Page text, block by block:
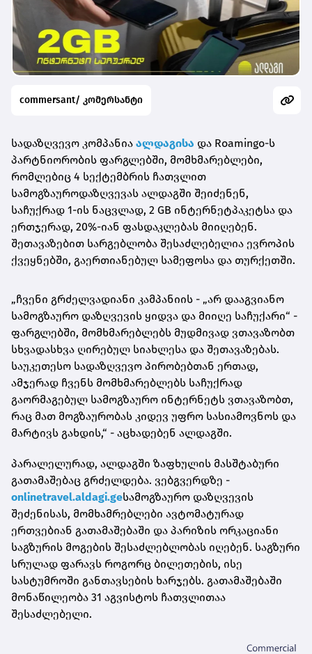
commersant/ კომერსანტი
სადაზღვევო კომპანია ალდაგისა და Roamingo-ს
პარტნიორობის ფარგლებში, მომხმარებლები,
რომლებიც 4 სექტემბრის ჩათვლით
სამოგზაუროდაზღვევას ალდაგში შეიძენენ,
საჩუქრად 1-ის ნაცვლად, 2 GB ინტერნეტპაკეტსა და
ერთჯერად, 20%-იან ფასდაკლებას მიიღებენ.
შეთავაზებით სარგებლობა შესაძლებელია ევროპის
ქვეყნებში, გაერთიანებულ სამეფოსა და თურქეთში.
„ჩვენი გრძელვადიანი კამპანიის - „არ დააგვიანო
სამოგზაურო დაზღვევის ყიდვა და მიიღე საჩუქარი“ -
ფარგლებში, მომხმარებლებს მუდმივად ვთავაზობთ
სხვადასხვა ღირებულ სიახლესა და შეთავაზებას.
საუკეთესო სადაზღვევო პირობებთან ერთად,
ამჯერად ჩვენს მომხმარებლებს საჩუქრად
გაორმაგებულ სამოგზაურო ინტერნეტს ვთავაზობთ,
რაც მათ მოგზაურობას კიდევ უფრო სასიამოვნოს და
მარტივს გახდის,“ - აცხადებენ ალდაგში.
პარალელურად, ალდაგში ზაფხულის მასშტაბური
გათამაშებაც გრძელდება. ვებგვერდზე -
onlinetravel.aldagi.geსამოგზაურო დაზღვევის
შეძენისას, მომხამრებლები ავტომატურად
ერთვებიან გათამაშებაში და პარიზის ორკაციანი
საგზურის მოგების შესაძლებლობას იღებენ. საგზური
სრულად ფარავს როგორც ბილეთების, ისე
სასტუმროში განთავსების ხარჯებს. გათამაშებაში
მონაწილეობა 31 აგვისტოს ჩათვლითაა
შესაძლებელი.